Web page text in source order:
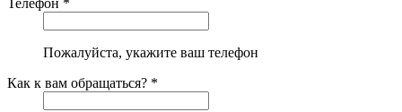
Пожалуйста, укажите ваш телефон
Как к вам обращаться? *